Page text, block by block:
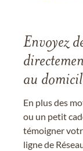
Envoyez
au
En plus des
ou un petit
témoigner
ligne de